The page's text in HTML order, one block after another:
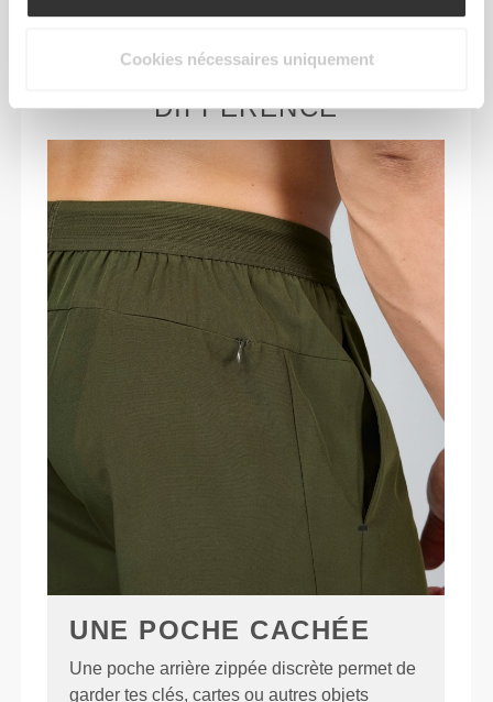
Cookies nécessaires uniquement
UN PLUS QUI FAIT LA
DIFFÉRENCE
UNE POCHE CACHÉE
Une poche arrière zippée discrète permet de
garder tes clés, cartes ou autres objets